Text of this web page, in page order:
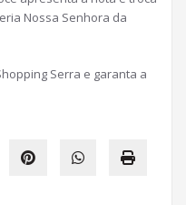
Nossa Senhora da
Serra e garanta a